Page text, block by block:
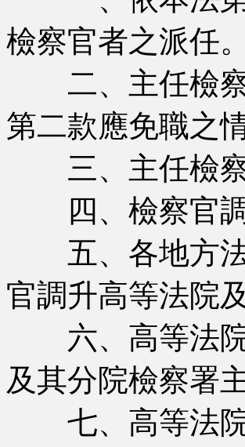
檢察官者之派任。
二、主任檢察
第二款應免職之情
三、主任檢察
四、檢察官調
五、各地方法
官調升高等法院
六、高等法院
及其分院檢察署
七、高等法院